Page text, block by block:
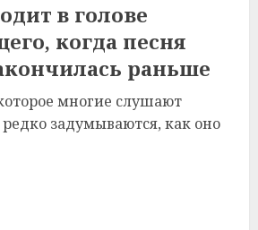
в голове
когда песня
раньше
многие слушают
задумываются, как оно